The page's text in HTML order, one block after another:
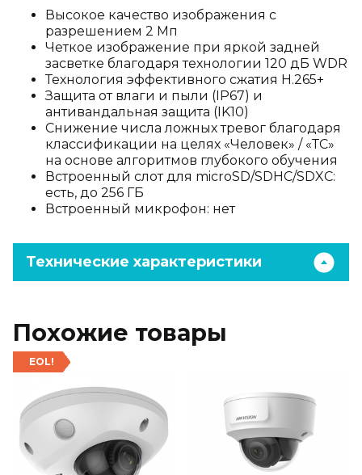
Высокое качество изображения с
разрешением 2 Мп
Четкое изображение при яркой задней
засветке благодаря технологии 120 дБ WDR
Технология эффективного сжатия H.265+
Защита от влаги и пыли (IP67) и
антивандальная защита (IK10)
Снижение числа ложных тревог благодаря
классификации на целях «Человек» / «ТС»
на основе алгоритмов глубокого обучения
Встроенный слот для microSD/SDHC/SDXC:
есть, до 256 ГБ
Встроенный микрофон: нет
Технические характеристики
Похожие товары
EOL!